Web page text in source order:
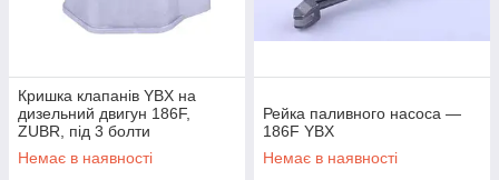
Кришка клапанів YBX на
дизельний двигун 186F,
ZUBR, під 3 болти
Немає в наявності
Рейка паливного насоса —
186F YBX
Немає в наявності